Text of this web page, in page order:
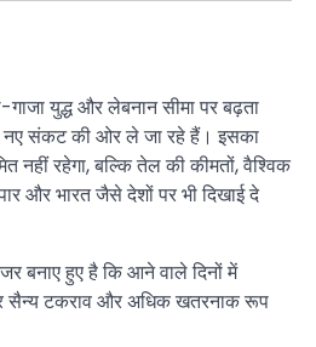
युद्ध और लेबनान सीमा पर बढ़ता
नए संकट की ओर ले जा रहे हैं। इसका
नहीं रहेगा, बल्कि तेल की कीमतों, वैश्विक
और भारत जैसे देशों पर भी दिखाई दे
बनाए हुए है कि आने वाले दिनों में
सैन्य टकराव और अधिक खतरनाक रूप